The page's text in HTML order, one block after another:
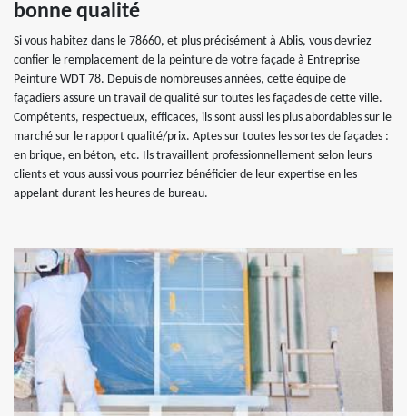
bonne qualité
Si vous habitez dans le 78660, et plus précisément à Ablis, vous devriez
confier le remplacement de la peinture de votre façade à Entreprise
Peinture WDT 78. Depuis de nombreuses années, cette équipe de
façadiers assure un travail de qualité sur toutes les façades de cette ville.
Compétents, respectueux, efficaces, ils sont aussi les plus abordables sur le
marché sur le rapport qualité/prix. Aptes sur toutes les sortes de façades :
en brique, en béton, etc. Ils travaillent professionnellement selon leurs
clients et vous aussi vous pourriez bénéficier de leur expertise en les
appelant durant les heures de bureau.